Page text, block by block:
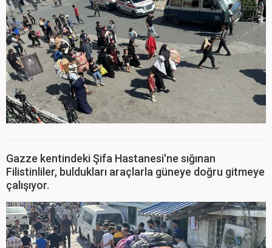
Gazze kentindeki Şifa Hastanesi'ne sığınan
Filistinliler, buldukları araçlarla güneye doğru gitmeye
çalışıyor.